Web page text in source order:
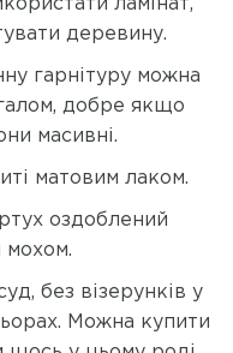
ламінат,
деревину.
гарнітуру можна
добре якщо
масивні.
матовим лаком.
оздоблений
мохом.
без візерунків у
Можна купити